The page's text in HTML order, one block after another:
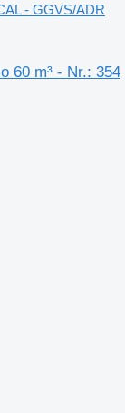
- GGVS/ADR
60 m³ - Nr.: 354